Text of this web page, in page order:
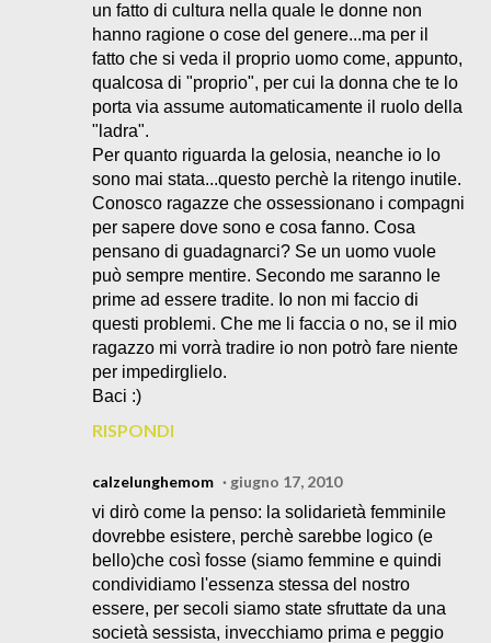
un fatto di cultura nella quale le donne non
hanno ragione o cose del genere...ma per il
fatto che si veda il proprio uomo come, appunto,
qualcosa di "proprio", per cui la donna che te lo
porta via assume automaticamente il ruolo della
"ladra".
Per quanto riguarda la gelosia, neanche io lo
sono mai stata...questo perchè la ritengo inutile.
Conosco ragazze che ossessionano i compagni
per sapere dove sono e cosa fanno. Cosa
pensano di guadagnarci? Se un uomo vuole
può sempre mentire. Secondo me saranno le
prime ad essere tradite. Io non mi faccio di
questi problemi. Che me li faccia o no, se il mio
ragazzo mi vorrà tradire io non potrò fare niente
per impedirglielo.
Baci :)
RISPONDI
calzelunghemom
giugno 17, 2010
vi dirò come la penso: la solidarietà femminile
dovrebbe esistere, perchè sarebbe logico (e
bello)che così fosse (siamo femmine e quindi
condividiamo l'essenza stessa del nostro
essere, per secoli siamo state sfruttate da una
società sessista, invecchiamo prima e peggio